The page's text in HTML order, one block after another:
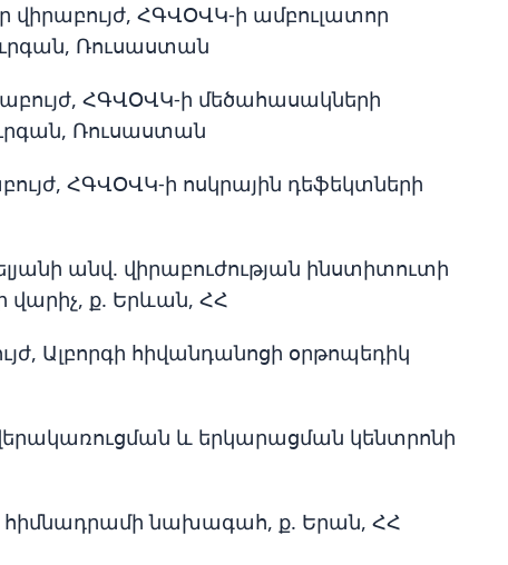
վիրաբույժ, ՀԳՎՕՎԿ-ի ամբուլատոր
Ռուսաստան
ՀԳՎՕՎԿ-ի մեծահասակների
Ռուսաստան
ՀԳՎՕՎԿ-ի ոսկրային դեֆեկտների
անվ. վիրաբուժության ինստիտուտի
վարիչ, ք. Երևան, ՀՀ
Ալբորգի հիվանդանոցի օրթոպեդիկ
և երկարացման կենտրոնի
հիմնադրամի նախագահ, ք. Երան, ՀՀ